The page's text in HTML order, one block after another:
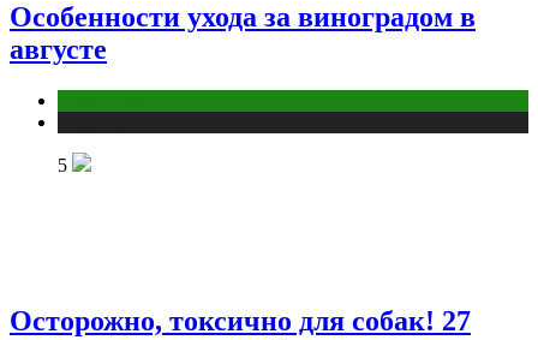
Особенности ухода за виноградом в
августе
5
Осторожно, токсично для собак! 27